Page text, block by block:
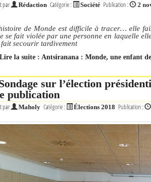
par Rédaction Catégorie : Société Publication : 2
de Monde est difficile à tracer… elle
se fait violée par une personne en laquelle
fait secourir tardivement
Lire la suite : Antsiranana : Monde, une enfant de
sur l’élection
publication
par Maholy Catégorie : Élections 2018 Publication :